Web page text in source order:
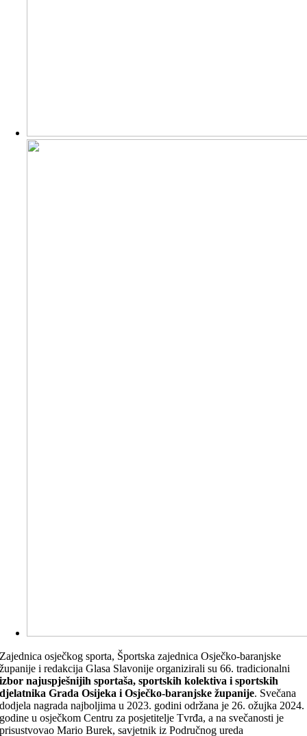
Zajednica osječkog sporta, Športska zajednica Osječko-baranjske
županije i redakcija Glasa Slavonije organizirali su 66. tradicionalni
izbor najuspješnijih sportaša, sportskih kolektiva i sportskih
djelatnika Grada Osijeka i Osječko-baranjske županije. Svečana
dodjela nagrada najboljima u 2023. godini održana je 26. ožujka 2024.
godine u osječkom Centru za posjetitelje Tvrđa, a na svečanosti je
prisustvovao Mario Burek, savjetnik iz Područnog ureda